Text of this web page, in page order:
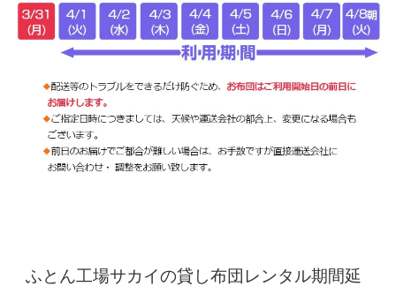
ふとん工場サカイの貸し布団レンタル期間延